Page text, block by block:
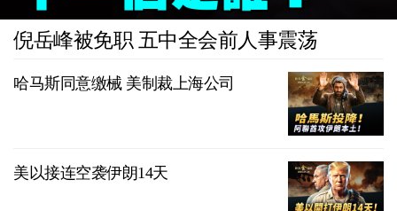
倪岳峰被免职 五中全会前人事震荡
哈马斯同意缴械 美制裁上海公司
美以接连空袭伊朗14天